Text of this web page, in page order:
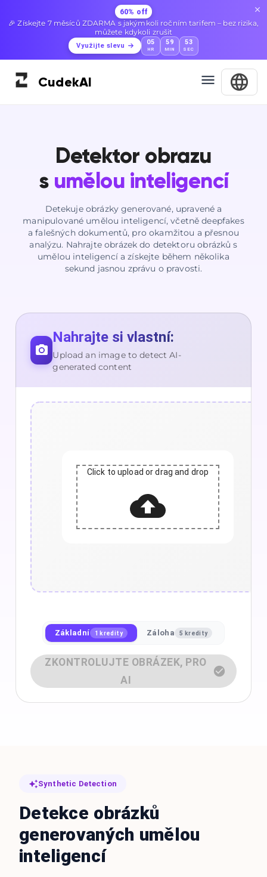
60% off
🎉 Získejte 7 měsíců ZDARMA s jakýmkoli ročním tarifem – bez rizika,
můžete kdykoli zrušit
Využijte slevu 05
HR
59
MIN
52
SEC
CudekAI
Detektor obrazu
s umělou inteligencí
Detekuje obrázky generované, upravené a
manipulované umělou inteligencí, včetně deepfakes
a falešných dokumentů, pro okamžitou a přesnou
analýzu. Nahrajte obrázek do detektoru obrázků s
umělou inteligencí a získejte během několika
sekund jasnou zprávu o pravosti.
Nahrajte si vlastní:
Upload an image to detect AI-
generated content
Click to upload or drag and drop
Základní 1 kredity Záloha 5 kredity
ZKONTROLUJTE OBRÁZEK, PRO
AI
Synthetic Detection
Detekce obrázků
generovaných umělou
inteligencí